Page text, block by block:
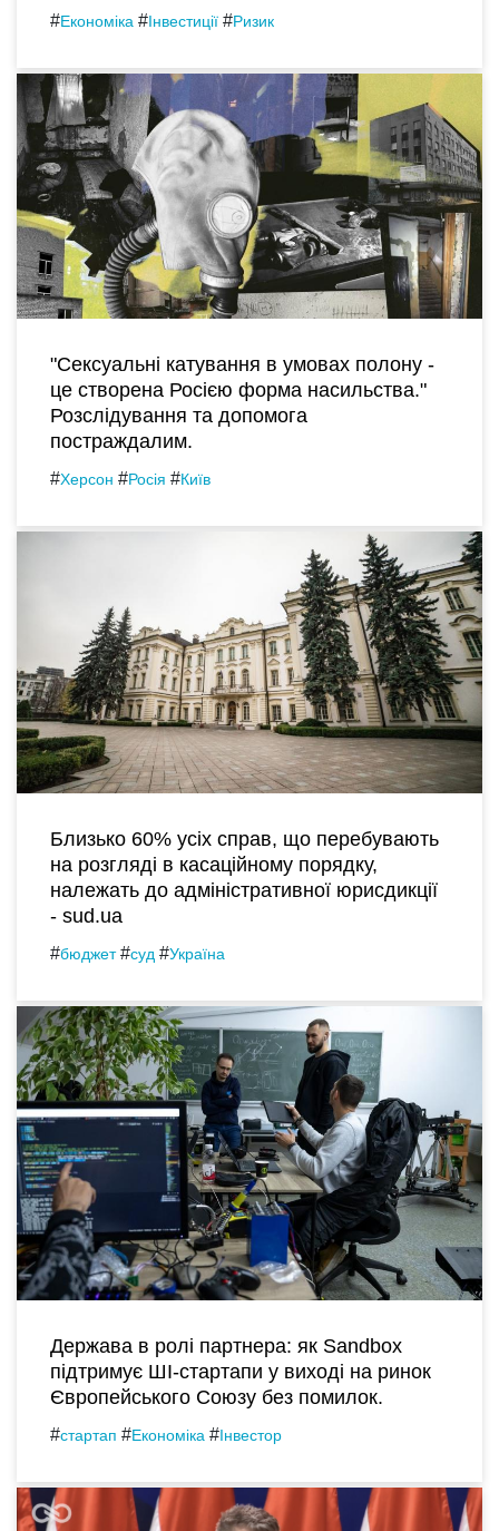
#Економіка #Інвестиції #Ризик
"Сексуальні катування в умовах полону -
це створена Росією форма насильства."
Розслідування та допомога
постраждалим.
#Херсон #Росія #Київ
Близько 60% усіх справ, що перебувають
на розгляді в касаційному порядку,
належать до адміністративної юрисдикції
- sud.ua
#бюджет#суд #Україна
Держава в ролі партнера: як Sandbox
підтримує ШІ-стартапи у виході на ринок
Європейського Союзу без помилок.
#стартап #Економіка #Інвестор